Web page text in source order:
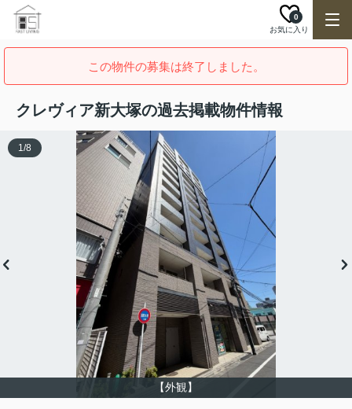
お気に入り
0
この物件の募集は終了しました。
クレヴィア新大塚の過去掲載物件情報
【外観】
1/8